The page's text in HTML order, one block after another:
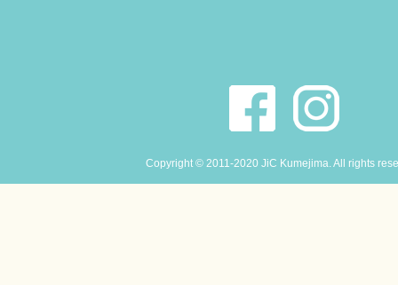
Copyright © 2011-2020 JiC Kumejima. All rights